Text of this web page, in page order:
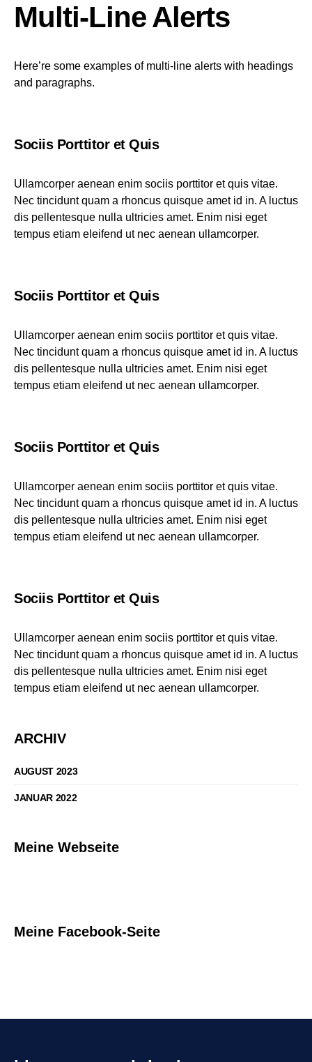
Multi-Line Alerts
Here’re some examples of multi-line alerts with headings
and paragraphs.
Sociis Porttitor et Quis
Ullamcorper aenean enim sociis porttitor et quis vitae.
Nec tincidunt quam a rhoncus quisque amet id in. A luctus
dis pellentesque nulla ultricies amet. Enim nisi eget
tempus etiam eleifend ut nec aenean ullamcorper.
Sociis Porttitor et Quis
Ullamcorper aenean enim sociis porttitor et quis vitae.
Nec tincidunt quam a rhoncus quisque amet id in. A luctus
dis pellentesque nulla ultricies amet. Enim nisi eget
tempus etiam eleifend ut nec aenean ullamcorper.
Sociis Porttitor et Quis
Ullamcorper aenean enim sociis porttitor et quis vitae.
Nec tincidunt quam a rhoncus quisque amet id in. A luctus
dis pellentesque nulla ultricies amet. Enim nisi eget
tempus etiam eleifend ut nec aenean ullamcorper.
Sociis Porttitor et Quis
Ullamcorper aenean enim sociis porttitor et quis vitae.
Nec tincidunt quam a rhoncus quisque amet id in. A luctus
dis pellentesque nulla ultricies amet. Enim nisi eget
tempus etiam eleifend ut nec aenean ullamcorper.
ARCHIV
AUGUST 2023
JANUAR 2022
Meine Webseite
Meine Facebook-Seite